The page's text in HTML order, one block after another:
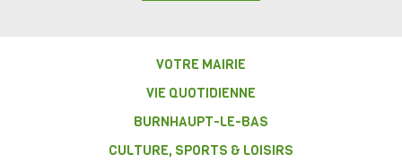
VOTRE MAIRIE
VIE QUOTIDIENNE
BURNHAUPT-LE-BAS
CULTURE, SPORTS & LOISIRS